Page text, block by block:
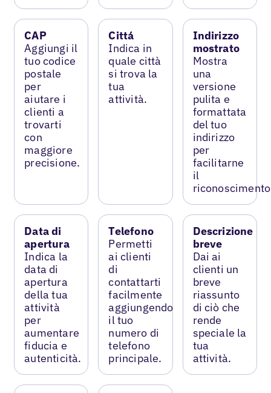
CAP
Aggiungi il
tuo codice
postale
per
aiutare i
clienti a
trovarti
con
maggiore
precisione.
Cittá
Indica in
quale città
si trova la
tua
attività.
Indirizzo
mostrato
Mostra
una
versione
pulita e
formattata
del tuo
indirizzo
per
facilitarne
il
Data di
apertura
Indica la
data di
apertura
della tua
attività
per
aumentare
fiducia e
autenticità.
Telefono
Permetti
ai clienti
di
contattarti
facilmente
aggiungendo
il tuo
numero di
telefono
principale.
Descrizione
breve
Dai ai
clienti un
breve
riassunto
di ciò che
rende
speciale la
tua
attività.